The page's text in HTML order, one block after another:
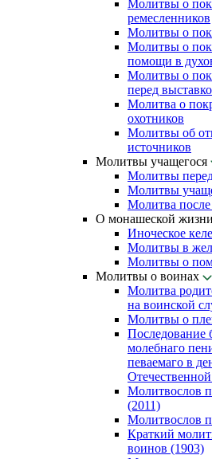
Молитвы о
ремесленников
Молитвы о
Молитвы о
помощи в
Молитвы о
перед
Молитва о
охотников
Молитвы об
источников
Молитвы учащегося
Молитвы
Молитвы
Молитва
О монашеской жизни
Иноческое
Молитвы в
Молитвы о
Молитвы о воинах
Молитва
на воинской
Молитвы о
Последование
молебнаго
певаемаго в
Молитвослов
(2011)
Молитвослов
Краткий
воинов (1903)